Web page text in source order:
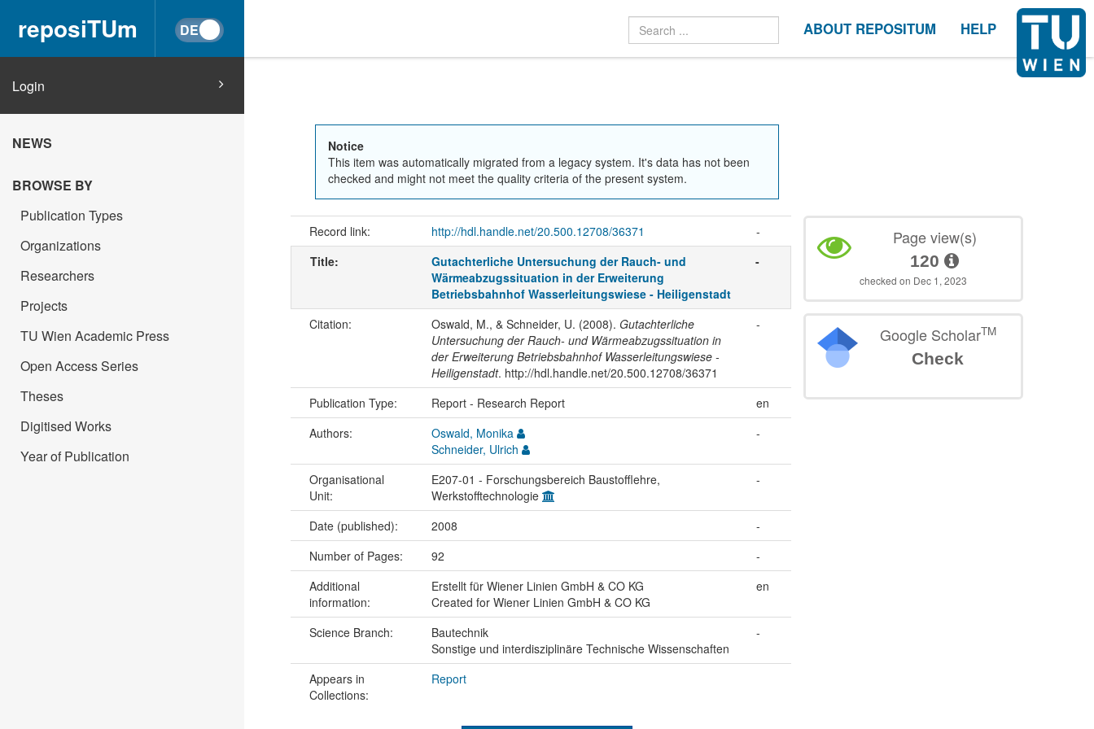
reposiTUm ABOUT REPOSITUM HELP
Login
NEWS
BROWSE BY
Publication Types
Organizations
Researchers
Projects
TU Wien Academic Press
Open Access Series
Theses
Digitised Works
Year of Publication
Notice
This item was automatically migrated from a legacy system. It's data has not been
checked and might not meet the quality criteria of the present system.
Record link: http://hdl.handle.net/20.500.12708/36371
-
Title:
Gutachterliche Untersuchung der Rauch- und
Wärmeabzugssituation in der Erweiterung
Betriebsbahnhof Wasserleitungswiese - Heiligenstadt
-
Citation: Oswald, M., & Schneider, U. (2008). Gutachterliche
Untersuchung der Rauch- und Wärmeabzugssituation in
der Erweiterung Betriebsbahnhof Wasserleitungswiese -
Heiligenstadt. http://hdl.handle.net/20.500.12708/36371
-
Publication Type: Report - Research Report
en
Authors:
Oswald, Monika
Schneider, Ulrich
-
Organisational
Unit:
E207-01 - Forschungsbereich Baustofflehre,
Werkstofftechnologie
-
Date (published): 2008
-
Number of Pages:
92
-
Additional
information:
Erstellt für Wiener Linien GmbH & CO KG
Created for Wiener Linien GmbH & CO KG
en
Science Branch:
Bautechnik
Sonstige und interdisziplinäre Technische Wissenschaften
-
Appears in
Collections:
Report
Page view(s)
120
checked on Dec 1, 2023
Google ScholarTM
Check